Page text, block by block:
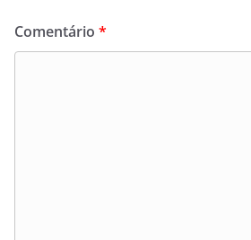
Comentário *